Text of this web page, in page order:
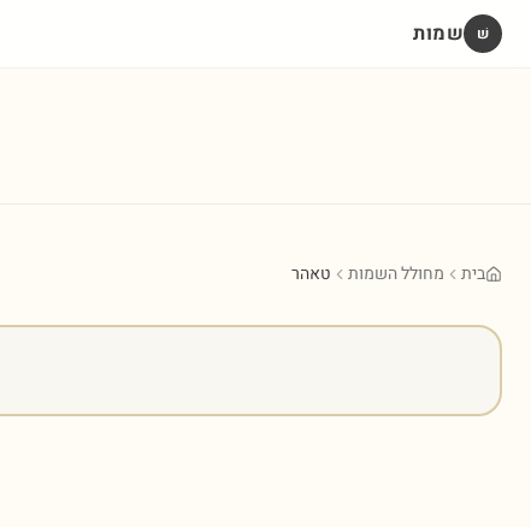
שׁ שמות
בית מחולל השמות טאהר